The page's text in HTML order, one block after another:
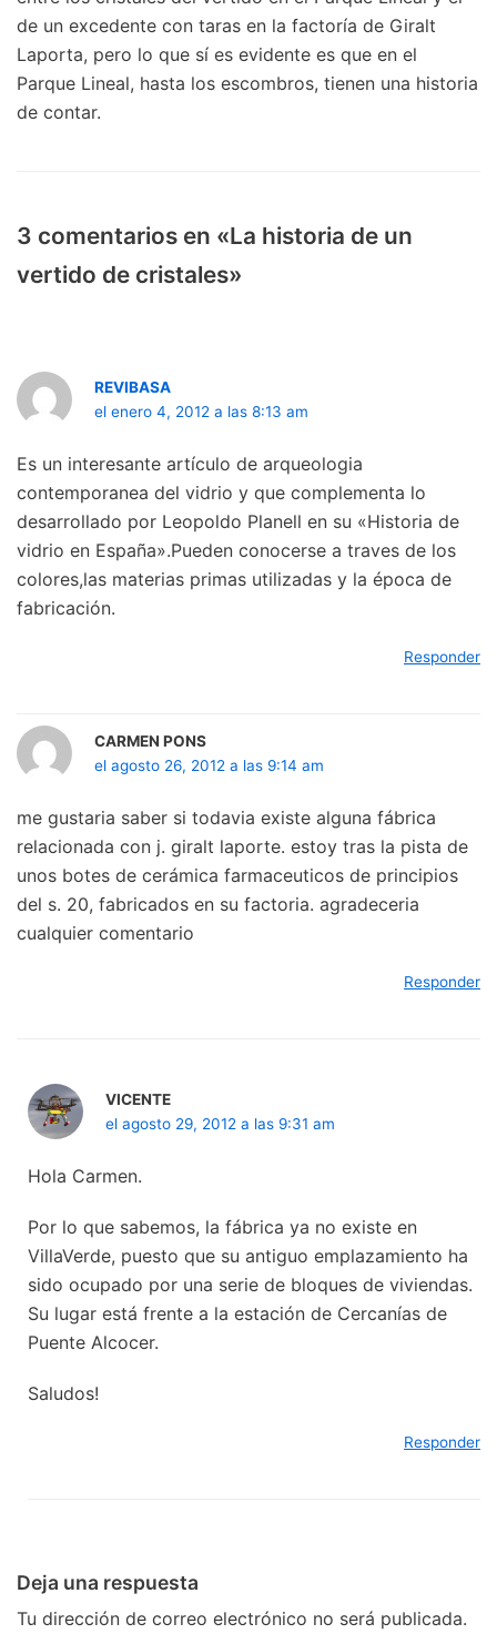
de un excedente con taras en la factoría de Giralt
Laporta, pero lo que sí es evidente es que en el
Parque Lineal, hasta los escombros, tienen una historia
de contar.
3 comentarios en «La historia de un
vertido de cristales»
REVIBASA
el enero 4, 2012 a las 8:13 am
Es un interesante artículo de arqueologia
contemporanea del vidrio y que complementa lo
desarrollado por Leopoldo Planell en su «Historia de
vidrio en España».Pueden conocerse a traves de los
colores,las materias primas utilizadas y la época de
fabricación.
Responder
CARMEN PONS
el agosto 26, 2012 a las 9:14 am
me gustaria saber si todavia existe alguna fábrica
relacionada con j. giralt laporte. estoy tras la pista de
unos botes de cerámica farmaceuticos de principios
del s. 20, fabricados en su factoria. agradeceria
cualquier comentario
Responder
VICENTE
el agosto 29, 2012 a las 9:31 am
Hola Carmen.
Por lo que sabemos, la fábrica ya no existe en
VillaVerde, puesto que su antiguo emplazamiento ha
sido ocupado por una serie de bloques de viviendas.
Su lugar está frente a la estación de Cercanías de
Puente Alcocer.
Saludos!
Responder
Deja una respuesta
Tu dirección de correo electrónico no será publicada.